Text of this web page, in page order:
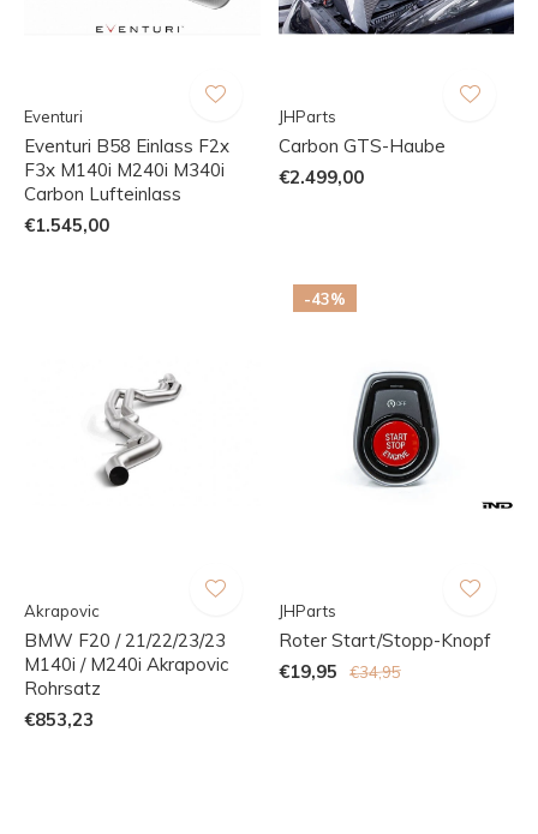
Eventuri
Eventuri B58 Einlass F2x
F3x M140i M240i M340i
Carbon Lufteinlass
€1.545,00
JHParts
Carbon GTS-Haube
€2.499,00
Akrapovic
BMW F20 / 21/22/23/23
M140i / M240i Akrapovic
Rohrsatz
€853,23
-43%
JHParts
Roter Start/Stopp-Knopf
€19,95
€34,95